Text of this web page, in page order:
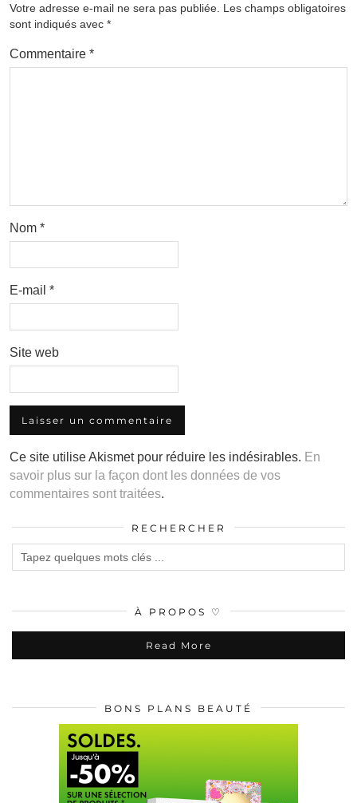
Votre adresse e-mail ne sera pas publiée. Les champs obligatoires
sont indiqués avec *
Commentaire *
Nom *
E-mail *
Site web
Ce site utilise Akismet pour réduire les indésirables. En
savoir plus sur la façon dont les données de vos
commentaires sont traitées.
RECHERCHER
À PROPOS ♡
Read More
BONS PLANS BEAUTÉ